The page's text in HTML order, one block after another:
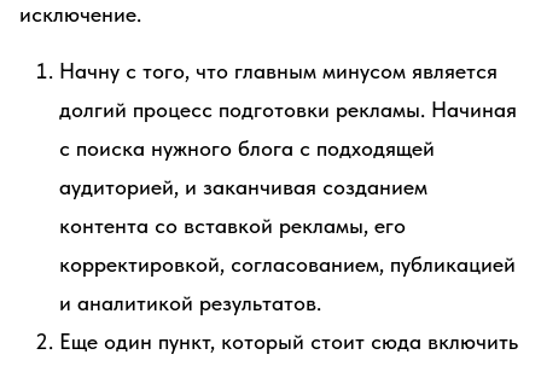
исключение.
Начну с того, что главным минусом является
долгий процесс подготовки рекламы. Начиная
с поиска нужного блога с подходящей
аудиторией, и заканчивая созданием
контента со вставкой рекламы, его
корректировкой, согласованием, публикацией
и аналитикой результатов.
Еще один пункт, который стоит сюда включить